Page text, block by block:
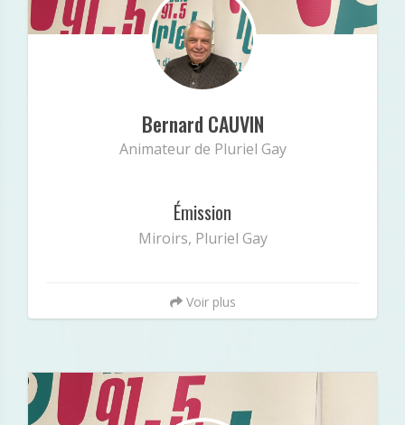
Bernard CAUVIN
Animateur de Pluriel Gay
Émission
Miroirs, Pluriel Gay
Voir plus
Minibio
« Secrétaire de Radio Pluriel. Animateur de
Mô Boutaleb